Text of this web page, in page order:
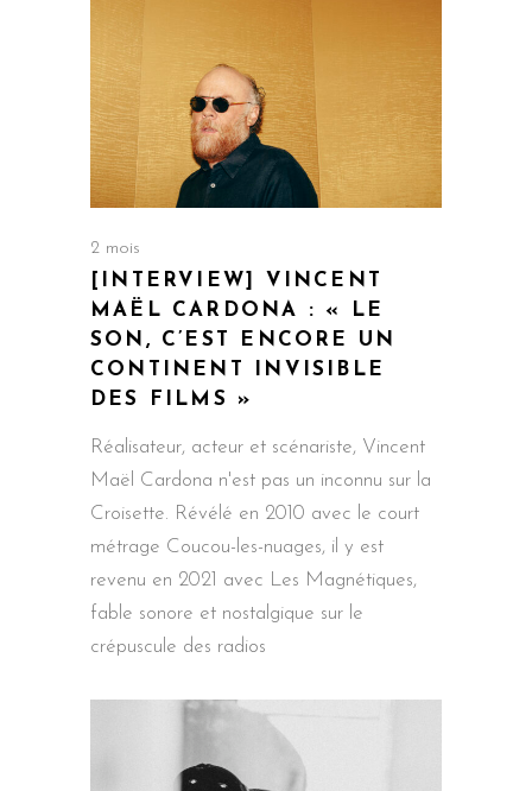
2 mois
[INTERVIEW] VINCENT
MAËL CARDONA : « LE
SON, C’EST ENCORE UN
CONTINENT INVISIBLE
DES FILMS »
Réalisateur, acteur et scénariste, Vincent
Maël Cardona n'est pas un inconnu sur la
Croisette. Révélé en 2010 avec le court
métrage Coucou-les-nuages, il y est
revenu en 2021 avec Les Magnétiques,
fable sonore et nostalgique sur le
crépuscule des radios